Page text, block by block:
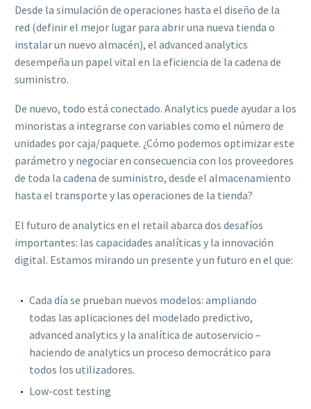
Desde la simulación de operaciones hasta el diseño de la
red (definir el mejor lugar para abrir una nueva tienda o
instalar un nuevo almacén), el advanced analytics
desempeña un papel vital en la eficiencia de la cadena de
suministro.
De nuevo, todo está conectado. Analytics puede ayudar a los
minoristas a integrarse con variables como el número de
unidades por caja/paquete. ¿Cómo podemos optimizar este
parámetro y negociar en consecuencia con los proveedores
de toda la cadena de suministro, desde el almacenamiento
hasta el transporte y las operaciones de la tienda?
El futuro de analytics en el retail abarca dos desafíos
importantes: las capacidades analíticas y la innovación
digital. Estamos mirando un presente y un futuro en el que:
Cada día se prueban nuevos modelos: ampliando
todas las aplicaciones del modelado predictivo,
advanced analytics y la analítica de autoservicio –
haciendo de analytics un proceso democrático para
todos los utilizadores.
Low-cost testing